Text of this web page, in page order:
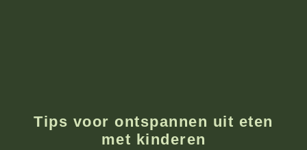
Tips voor ontspannen uit eten
met kinderen